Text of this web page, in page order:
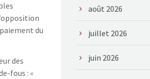
du
des
fous : «
août 2026
juillet 2026
juin 2026